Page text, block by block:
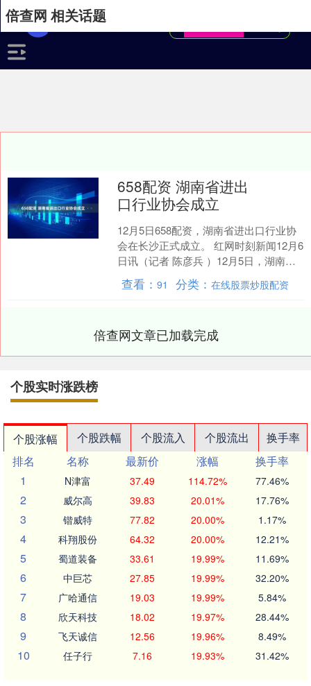
倍查网 相关话题
658配资 湖南省进出
口行业协会成立
12月5日658配资，湖南省进出口行业协
会在长沙正式成立。 红网时刻新闻12月6
日讯（记者 陈彦兵 ）12月5日，湖南省
进出口行业协会在长沙正式成立，标志
着湖南....
查看：91 分类：在线股票炒股配资
倍查网文章已加载完成
个股实时涨跌榜
个股涨幅 个股跌幅 个股流入 个股流出
换手率
排名
名称 最新价 涨幅
换手率
1
N津富 37.49 114.72% 77.46%
2 威尔高 39.83 20.01% 17.76%
3 锴威特 77.82 20.00% 1.17%
4 科翔股份 64.32 20.00% 12.21%
5 蜀道装备 33.61 19.99% 11.69%
6 中巨芯 27.85 19.99% 32.20%
7 广哈通信 19.03 19.99% 5.84%
8 欣天科技 18.02 19.97% 28.44%
9 飞天诚信 12.56 19.96% 8.49%
10 任子行 7.16 19.93% 31.42%